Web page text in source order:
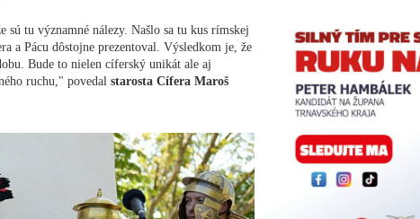
tu významné nálezy. Našlo sa tu kus rímskej
a Pácu dôstojne prezentoval. Výsledkom je, že
Bude to nielen cíferský unikát ale aj
ruchu," povedal starosta Cífera Maroš